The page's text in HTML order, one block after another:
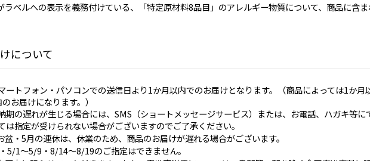
ラベルへの表示を義務付けている、「特定原材料8品目」のアレルギー物質について、商品に含ま
について
ートフォン・パソコンでの送信日より1か月以内でのお届けとなります。（商品によっては1か
お届けになります。）
期の遅れが生じる場合には、SMS（ショートメッセージサービス）または、お電話、ハガキ等に
指定が受けられない場合がございますのでご了承ください。
盆・5月の連休は、休業のため、商品のお届けが遅れる場合がございます。
5/1～5/9・8/14～8/19のご指定はできません。